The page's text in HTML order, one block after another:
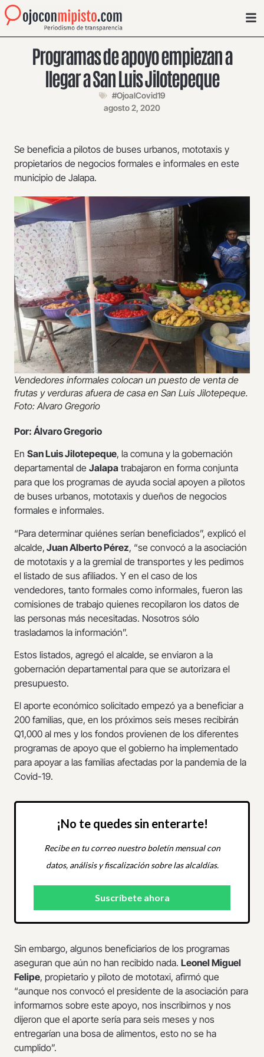
Programas de apoyo empiezan a
llegar a San Luis Jilotepeque
#OjoalCovid19
agosto 2, 2020
Se beneficia a pilotos de buses urbanos, mototaxis y
propietarios de negocios formales e informales en este
municipio de Jalapa.
Vendedores informales colocan un puesto de venta de
frutas y verduras afuera de casa en San Luis Jilotepeque.
Foto: Alvaro Gregorio
Por: Álvaro Gregorio
En San Luis Jilotepeque, la comuna y la gobernación
departamental de Jalapa trabajaron en forma conjunta
para que los programas de ayuda social apoyen a pilotos
de buses urbanos, mototaxis y dueños de negocios
formales e informales.
“Para determinar quiénes serían beneficiados”, explicó el
alcalde, Juan Alberto Pérez, “se convocó a la asociación
de mototaxis y a la gremial de transportes y les pedimos
el listado de sus afiliados. Y en el caso de los
vendedores, tanto formales como informales, fueron las
comisiones de trabajo quienes recopilaron los datos de
las personas más necesitadas. Nosotros sólo
trasladamos la información”.
Estos listados, agregó el alcalde, se enviaron a la
gobernación departamental para que se autorizara el
presupuesto.
El aporte económico solicitado empezó ya a beneficiar a
200 familias, que, en los próximos seis meses recibirán
Q1,000 al mes y los fondos provienen de los diferentes
programas de apoyo que el gobierno ha implementado
para apoyar a las familias afectadas por la pandemia de la
Covid-19.
¡No te quedes sin enterarte!
Recibe en tu correo nuestro boletín mensual con
datos, análisis y fiscalización sobre las alcaldías.
Sin embargo, algunos beneficiarios de los programas
aseguran que aún no han recibido nada. Leonel Miguel
Felipe, propietario y piloto de mototaxi, afirmó que
“aunque nos convocó el presidente de la asociación para
informarnos sobre este apoyo, nos inscribirnos y nos
dijeron que el aporte sería para seis meses y nos
entregarían una bosa de alimentos, esto no se ha
cumplido”.